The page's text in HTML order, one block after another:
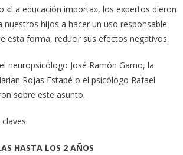
«La educación importa», los expertos dieron
nuestros hijos a hacer un uso responsable
esta forma, reducir sus efectos negativos.
neuropsicólogo José Ramón Gamo, la
Rojas Estapé o el psicólogo Rafael
sobre este asunto.
HASTA LOS 2 AÑOS